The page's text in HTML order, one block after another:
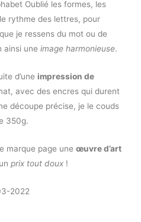
Oublié les formes, les
rythme des lettres, pour
je ressens du mot ou de
ainsi une image harmonieuse.
d’une impression de
avec des encres qui durent
découpe précise, je le couds
350g.
marque page une œuvre d’art
prix tout doux !
2022